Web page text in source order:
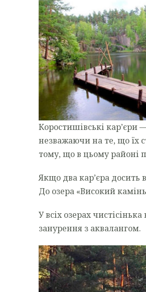
Коростишівські кар’єри
незважаючи на те, що їх
тому, що в цьому районі
Якщо два кар’єра досить
До озера «Високий
У всіх озерах
занурення з аквалангом.